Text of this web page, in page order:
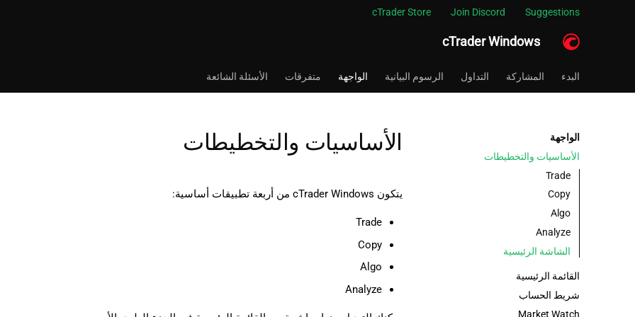
cTrader Store Join Discord Suggestions
cTrader Windows
البدء المشاركة التداول الرسوم البيانية الواجهة متفرقات الأسئلة الشائعة
الواجهة
الأساسيات والتخطيطات
Trade
Copy
Algo
Analyze
الشاشة الرئيسية
القائمة الرئيسية
شريط الحساب
Market Watch
الأساسيات والتخطيطات
يتكون cTrader Windows من أربعة تطبيقات أساسية:
Trade
Copy
Algo
Analyze